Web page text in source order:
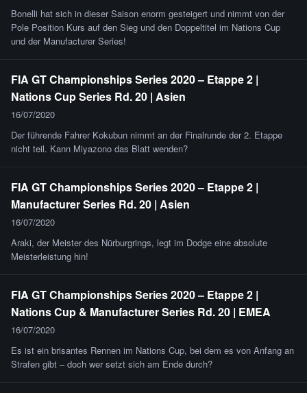
Bonelli hat sich in dieser Saison enorm gesteigert und nimmt von der
Pole Position Kurs auf den Sieg und den Doppeltitel im Nations Cup
und der Manufacturer Series!
FIA GT Championships Series 2020 – Etappe 2 |
Nations Cup Series Rd. 20 | Asien
16/07/2020
Der führende Fahrer Kokubun nimmt an der Finalrunde der 2. Etappe
nicht teil. Kann Miyazono das Blatt wenden?
FIA GT Championships Series 2020 – Etappe 2 |
Manufacturer Series Rd. 20 | Asien
16/07/2020
Araki, der Meister des Nürburgrings, legt im Dodge eine absolute
Meisterleistung hin!
FIA GT Championships Series 2020 – Etappe 2 |
Nations Cup & Manufacturer Series Rd. 20 | EMEA
16/07/2020
Es ist ein brisantes Rennen im Nations Cup, bei dem es von Anfang an
Strafen gibt – doch wer setzt sich am Ende durch?